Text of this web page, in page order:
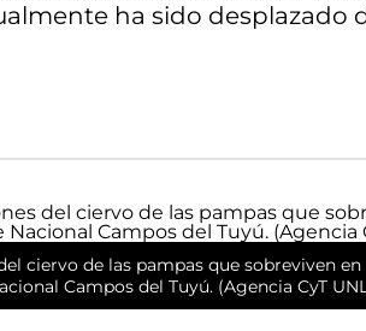
ha sido desplazado
ciervo de las pampas que sobreviven en
Campos del Tuyú. (Agencia CyT